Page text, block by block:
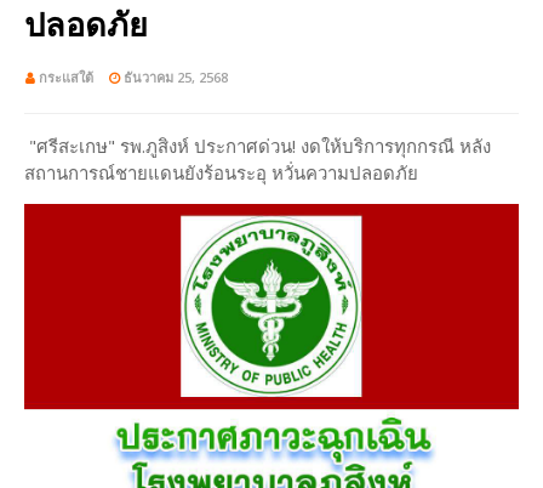
ปลอดภัย
กระแสใต้ ธันวาคม 25, 2568
"ศรีสะเกษ" รพ.ภูสิงห์ ประกาศด่วน! งดให้บริการทุกกรณี หลัง
สถานการณ์ชายแดนยังร้อนระอุ หวั่นความปลอดภัย